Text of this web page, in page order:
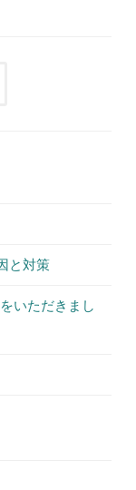
と対策
いただきまし